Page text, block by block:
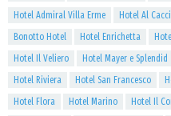
Hotel Admiral Villa Erme
Hotel Al
Bonotto Hotel
Hotel Enrichetta
Hotel Il Veliero
Hotel Mayer e Splendid
Hotel Riviera
Hotel San Francesco
Hotel Flora
Hotel Marino Hotel Il